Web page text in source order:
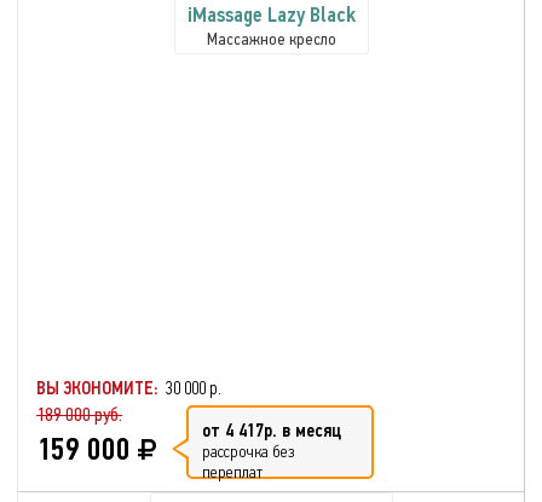
iMassage Lazy Black
Массажное кресло
ВЫ ЭКОНОМИТЕ: 30 000 р.
189 000 руб.
159 000 от 4 417р. в месяц
рассрочка без
переплат